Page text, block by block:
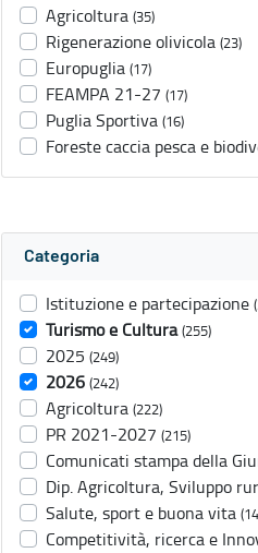
Agricoltura (35)
Rigenerazione olivicola (23)
Europuglia (17)
FEAMPA 21-27 (17)
Puglia Sportiva (16)
Foreste caccia pesca e
Categoria
Istituzione e partecipazione
Turismo e Cultura (255)
2025 (249)
2026 (242)
Agricoltura (222)
PR 2021-2027 (215)
Comunicati stampa della
Dip. Agricoltura, Sviluppo
Salute, sport e buona vita
Competitività, ricerca e